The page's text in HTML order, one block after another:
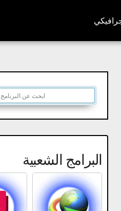
البرامج الشعبية